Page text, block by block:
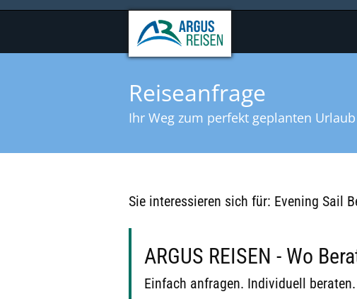
Reiseanfrage
Ihr Weg zum perfekt geplanten
Sie interessieren sich für: Evening Sail
ARGUS REISEN - Wo
Einfach anfragen. Individuell